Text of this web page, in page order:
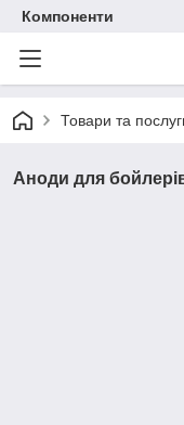
Компоненти
Товари та
Аноди для